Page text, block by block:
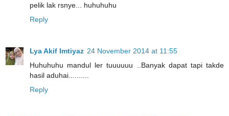
pelik lak rsnye... huhuhuhu
Reply
Lya Akif Imtiyaz 24 November 2014 at 11:55
Huhuhuhu mandul ler tuuuuuu ..Banyak dapat tapi takde
hasil aduhai..........
Reply